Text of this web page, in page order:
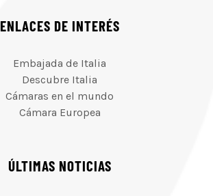
ENLACES DE INTERÉS
Embajada de Italia
Descubre Italia
Cámaras en el mundo
Cámara Europea
ÚLTIMAS NOTICIAS